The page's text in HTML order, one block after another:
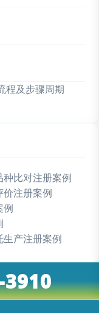
程及步骤周期
比对注册案例
注册案例
例
产注册案例